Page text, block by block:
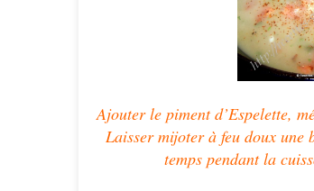
Ajouter le piment d’Espelette,
Laisser mijoter à feu doux une
temps pendant la